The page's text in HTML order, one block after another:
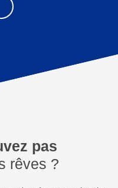
pas
rêves ?